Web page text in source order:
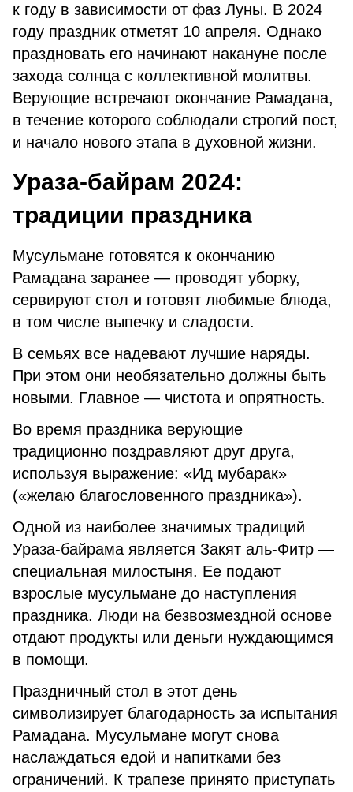
к году в зависимости от фаз Луны. В 2024
году праздник отметят 10 апреля. Однако
праздновать его начинают накануне после
захода солнца с коллективной молитвы.
Верующие встречают окончание Рамадана,
в течение которого соблюдали строгий пост,
и начало нового этапа в духовной жизни.
Ураза-байрам 2024:
традиции праздника
Мусульмане готовятся к окончанию
Рамадана заранее — проводят уборку,
сервируют стол и готовят любимые блюда,
в том числе выпечку и сладости.
В семьях все надевают лучшие наряды.
При этом они необязательно должны быть
новыми. Главное — чистота и опрятность.
Во время праздника верующие
традиционно поздравляют друг друга,
используя выражение: «Ид мубарак»
(«желаю благословенного праздника»).
Одной из наиболее значимых традиций
Ураза-байрама является Закят аль-Фитр —
специальная милостыня. Ее подают
взрослые мусульмане до наступления
праздника. Люди на безвозмездной основе
отдают продукты или деньги нуждающимся
в помощи.
Праздничный стол в этот день
символизирует благодарность за испытания
Рамадана. Мусульмане могут снова
наслаждаться едой и напитками без
ограничений. К трапезе принято приступать